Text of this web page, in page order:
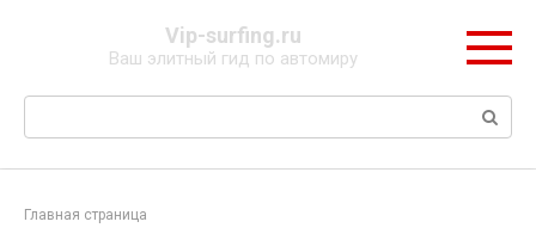
Vip-surfing.ru
Ваш элитный гид по автомиру
Поиск:
Главная страница